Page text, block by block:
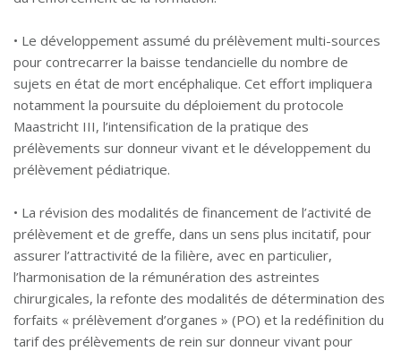
• Le développement assumé du prélèvement multi-sources
pour contrecarrer la baisse tendancielle du nombre de
sujets en état de mort encéphalique. Cet effort impliquera
notamment la poursuite du déploiement du protocole
Maastricht III, l’intensification de la pratique des
prélèvements sur donneur vivant et le développement du
prélèvement pédiatrique.
• La révision des modalités de financement de l’activité de
prélèvement et de greffe, dans un sens plus incitatif, pour
assurer l’attractivité de la filière, avec en particulier,
l’harmonisation de la rémunération des astreintes
chirurgicales, la refonte des modalités de détermination des
forfaits « prélèvement d’organes » (PO) et la redéfinition du
tarif des prélèvements de rein sur donneur vivant pour